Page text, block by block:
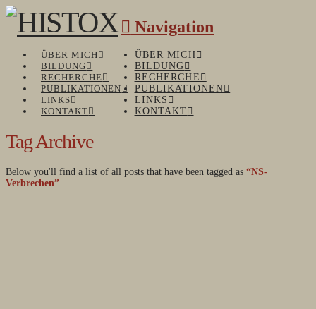
Navigation
ÜBER MICH
BILDUNG
RECHERCHE
PUBLIKATIONEN
LINKS
KONTAKT
ÜBER MICH
BILDUNG
RECHERCHE
PUBLIKATIONEN
LINKS
KONTAKT
Tag Archive
Below you'll find a list of all posts that have been tagged as “NS-
Verbrechen”